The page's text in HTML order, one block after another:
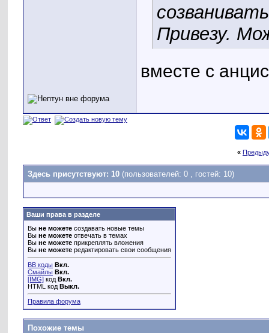
Привезу.
вместе с
«
Здесь присутствуют: 10 (пользователей: 0 , гостей: 10)
Ваши права в разделе
Вы не можете создавать новые темы
Вы не можете отвечать в темах
Вы не можете прикреплять вложения
Вы не можете редактировать свои сообщения
BB коды Вкл.
Смайлы Вкл.
[IMG] код Вкл.
HTML код Выкл.
Правила форума
Похожие темы